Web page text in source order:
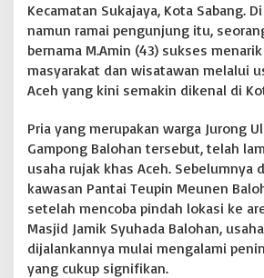
y
a
n
g
K
i
J
a
d
B
u
r
u
Kecamatan Sukajaya, Kota Sabang.
namun ramai pengunjung itu,
bernama M.Amin (43) sukses
masyarakat dan wisatawan melalui
Aceh yang kini semakin dikenal di
Pria yang merupakan warga Jurong
Gampong Balohan tersebut, telah
usaha rujak khas Aceh. Sebelumnya
kawasan Pantai Teupin Meunen
setelah mencoba pindah lokasi ke
Masjid Jamik Syuhada Balohan,
dijalankannya mulai mengalami
yang cukup signifikan.